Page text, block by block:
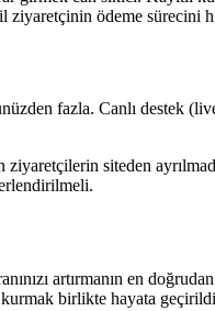
ödeme sürecini
fazla. Canlı destek
siteden
artırmanın en
birlikte hayata